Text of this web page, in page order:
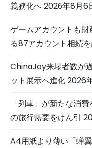
義務化へ2026年8月6
ゲームアカウントも
る87アカウント相続
ChinaJoy来場者数が
ット展示へ進化2026
「列車」が新たな消
の旅行需要をけん引
A4用紙より薄い「蝉